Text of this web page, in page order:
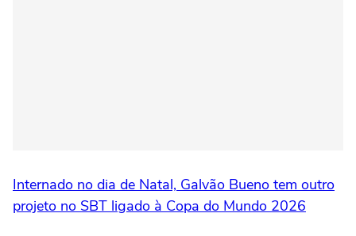
Internado no dia de Natal, Galvão Bueno tem outro
projeto no SBT ligado à Copa do Mundo 2026